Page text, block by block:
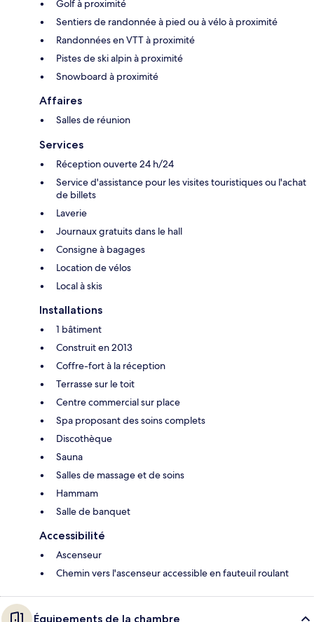
Golf à proximité
Sentiers de randonnée à pied ou à vélo à proximité
Randonnées en VTT à proximité
Pistes de ski alpin à proximité
Snowboard à proximité
Affaires
Salles de réunion
Services
Réception ouverte 24 h/24
Service d'assistance pour les visites touristiques ou l'achat
de billets
Laverie
Journaux gratuits dans le hall
Consigne à bagages
Location de vélos
Local à skis
Installations
1 bâtiment
Construit en 2013
Coffre-fort à la réception
Terrasse sur le toit
Centre commercial sur place
Spa proposant des soins complets
Discothèque
Sauna
Salles de massage et de soins
Hammam
Salle de banquet
Accessibilité
Ascenseur
Chemin vers l'ascenseur accessible en fauteuil roulant
Équipements de la chambre